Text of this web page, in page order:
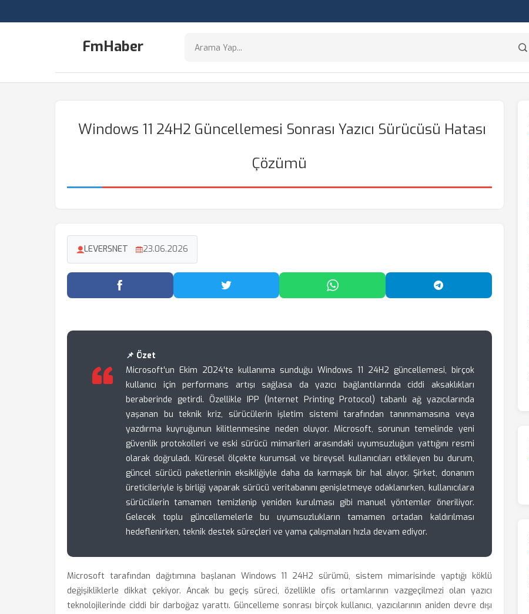
FmHaber
Windows 11 24H2 Güncellemesi Sonrası Yazıcı Sürücüsü Hatası
Çözümü
LEVERSNET 23.06.2026
Facebook'ta Paylaş Twitter'da Paylaş WhatsApp'ta Paylaş Telegram'da Paylaş
📌 Özet
Microsoft'un Ekim 2024'te kullanıma sunduğu Windows 11 24H2 güncellemesi, birçok
kullanıcı için performans artışı sağlasa da yazıcı bağlantılarında ciddi aksaklıkları
beraberinde getirdi. Özellikle IPP (Internet Printing Protocol) tabanlı ağ yazıcılarında
yaşanan bu teknik kriz, sürücülerin işletim sistemi tarafından tanınmamasına veya
yazdırma kuyruğunun kilitlenmesine neden oluyor. Microsoft, sorunun temelinde yeni
güvenlik protokolleri ve eski sürücü mimarileri arasındaki uyumsuzluğun yattığını resmi
olarak doğruladı. Küresel ölçekte kurumsal ve bireysel kullanıcıları etkileyen bu durum,
güncel sürücü paketlerinin eksikliğiyle daha da karmaşık bir hal alıyor. Şirket, donanım
üreticileriyle iş birliği yaparak sürücü veritabanını genişletmeye odaklanırken, kullanıcılara
sürücülerin tamamen temizlenip yeniden kurulması gibi manuel yöntemler öneriliyor.
Gelecek toplu güncellemelerle bu uyumsuzlukların tamamen ortadan kaldırılması
hedeflenirken, teknik destek süreçleri ve yama çalışmaları hızla devam ediyor.
Microsoft tarafından dağıtımına başlanan Windows 11 24H2 sürümü, sistem mimarisinde yaptığı köklü
değişikliklerle dikkat çekiyor. Ancak bu geçiş süreci, özellikle ofis ortamlarının vazgeçilmezi olan yazıcı
teknolojilerinde ciddi bir darboğaz yarattı. Güncelleme sonrası birçok kullanıcı, yazıcılarının aniden devre dışı